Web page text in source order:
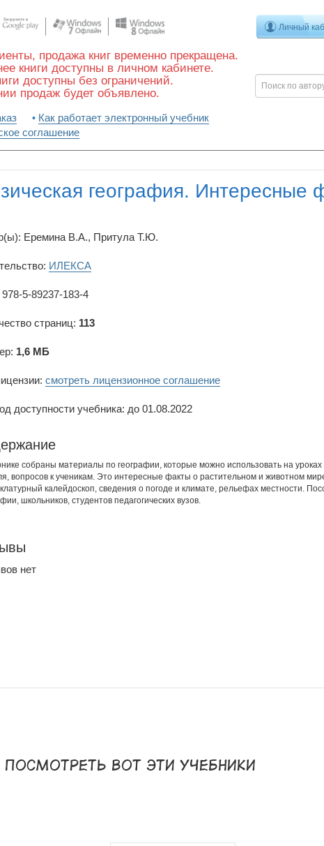
продажа книг временно прекращена.
книги доступны в личном кабинете.
доступны без ограничений.
продаж будет объявлено.
Как работает электронный учебник
соглашение
Личный
география. Интересные
Еремина В.А., Притула Т.Ю.
ИЛЕКСА
5-89237-183-4
страниц: 113
1,6 МБ
смотреть лицензионное соглашение
доступности учебника: до 01.08.2022
собраны материалы по географии, которые можно использовать на уроках
вопросов к ученикам. Это интересные факты о растительном и животном
калейдоскоп, сведения о погоде и климате, рельефах местности.
школьников, студентов педагогических вузов.
нет
вот эти учебники